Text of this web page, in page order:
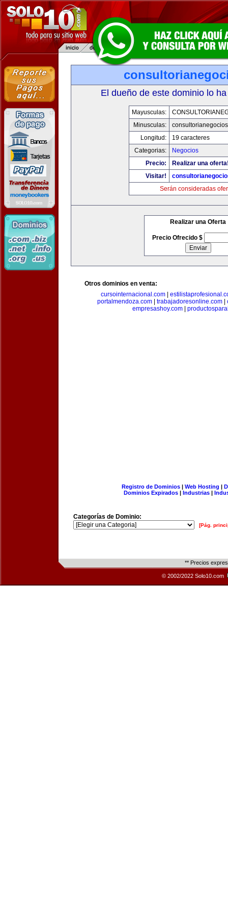
El dueño de este dominio lo
Mayusculas:
Minusculas:
Longitud:
19 caracteres
Categorias:
Negocios
Precio:
Realizar una
Visitar!
Serán consideradas
Realizar una Oferta
Precio Ofrecido $
Otros dominios en venta:
cursointernacional.com|
portalmendoza.com| trabajadoresonline.com|
empresashoy.com|
Registro de Dominios| Web Hosting |
Dominios Expirados | Industrias |
Categorías de Dominio:
[Pág.
** Precios
© 2002/2022 Solo10.com